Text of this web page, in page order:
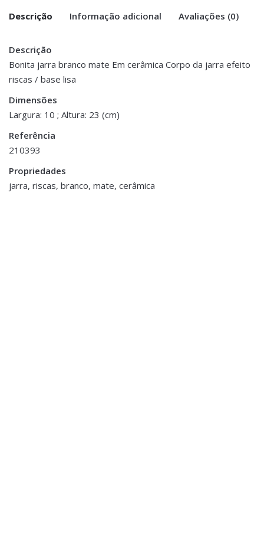
Descrição Informação adicional Avaliações (0)
Descrição
Bonita jarra branco mate Em cerâmica Corpo da jarra efeito
riscas / base lisa
Dimensões
Largura: 10 ; Altura: 23 (cm)
Referência
210393
Propriedades
jarra, riscas, branco, mate, cerâmica
Peso 0.400 kg
Dimensões 10 × 23 cm
There are no reviews yet.
Be the first to review “Jarra Cerâmica
Branco Mate – Parte de Cima efeito
riscas”
You must be <a href="https://www.homeart.pt/minha-
conta/">logged in</a> to post a review.